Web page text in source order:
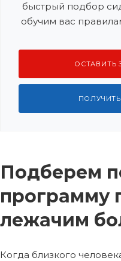
быстрый подбор
обучим вас
ОСТАВИТЬ
Подберем
программу
лежачим
Когда близкого